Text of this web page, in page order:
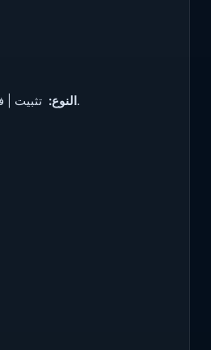
النوع:تثبيت | فك ضغط النسخة المحمولة.